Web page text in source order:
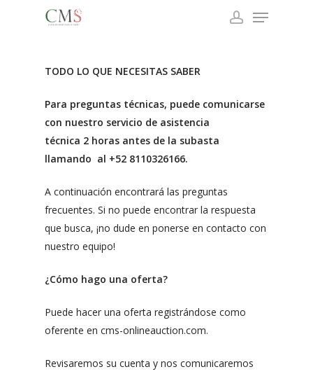
Menu
TODO LO QUE NECESITAS SABER
Para preguntas técnicas, puede comunicarse
con nuestro servicio de asistencia
técnica 2 horas antes de la subasta
llamando al +52 8110326166.
A continuación encontrará las preguntas
frecuentes. Si no puede encontrar la respuesta
que busca, ¡no dude en ponerse en contacto con
nuestro equipo!
¿Cómo hago una oferta?
Puede hacer una oferta registrándose como
oferente en cms-onlineauction.com.
Revisaremos su cuenta y nos comunicaremos